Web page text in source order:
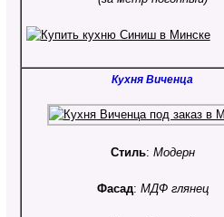
Кухня Виченца
Стиль: Модерн
Фасад: МДФ глянец